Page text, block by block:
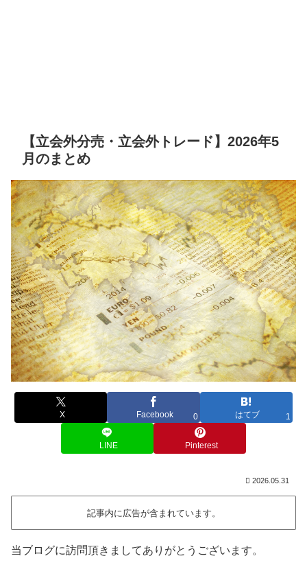
【立会外分売・立会外トレード】2026年5
月のまとめ
X Facebook 0 はてブ 1
LINE Pinterest
2026.05.31
記事内に広告が含まれています。
当ブログに訪問頂きましてありがとうございます。